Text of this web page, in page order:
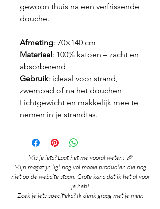
gewoon thuis na een verfrissende
douche.
Afmeting: 70×140 cm
Materiaal: 100% katoen – zacht en
absorberend
Gebruik: ideaal voor strand,
zwembad of na het douchen
Lichtgewicht en makkelijk mee te
nemen in je strandtas.
Mis je iets? Laat het me vooral weten! 🎉
Mijn magazijn ligt nog vol mooie producten die nog
niet op de website staan. Grote kans dat ik het al voor
je heb!
Zoek je iets specifieks? Ik denk graag met je mee!